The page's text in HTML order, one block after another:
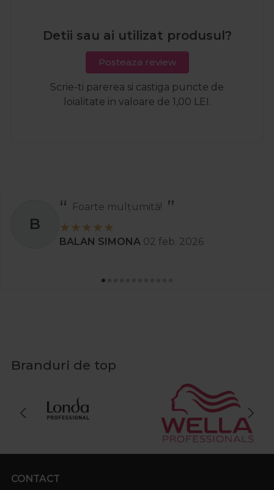
Detii sau ai utilizat produsul?
Posteaza review
Scrie-ti parerea si castiga puncte de
loialitate in valoare de 1,00 LEI.
S
Recomand
Stanciu Aura Andreea 02 apr. 2025
Branduri de top
CONTACT